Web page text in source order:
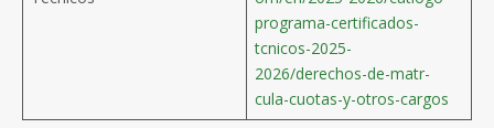
programa-certificados-
tcnicos-2025-
2026/derechos-de-matr-
cula-cuotas-y-otros-cargos